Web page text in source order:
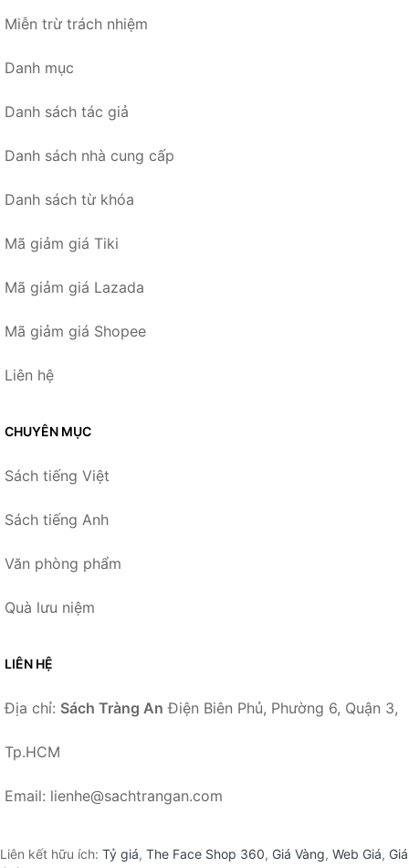
Miễn trừ trách nhiệm
Danh mục
Danh sách tác giả
Danh sách nhà cung cấp
Danh sách từ khóa
Mã giảm giá Tiki
Mã giảm giá Lazada
Mã giảm giá Shopee
Liên hệ
CHUYÊN MỤC
Sách tiếng Việt
Sách tiếng Anh
Văn phòng phẩm
Quà lưu niệm
LIÊN HỆ
Địa chỉ: Sách Tràng An Điện Biên Phủ, Phường 6, Quận 3,
Tp.HCM
Email: lienhe@sachtrangan.com
Liên kết hữu ích: Tỷ giá, The Face Shop 360, Giá Vàng, Web Giá, Giá